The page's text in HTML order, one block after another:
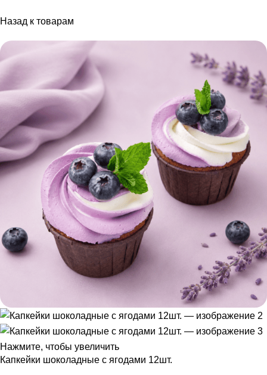
Назад к товарам
Нажмите, чтобы увеличить
Капкейки шоколадные с ягодами 12шт.